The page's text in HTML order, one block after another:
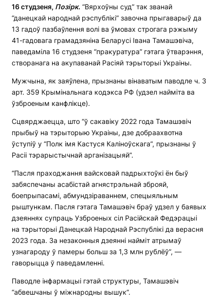
16 студзеня, Позірк. “Вярхоўны суд” так званай
“данецкай народнай рэспублікі” завочна прыгаварыў да
13 гадоў пазбаўлення волі ва ўмовах строгага рэжыму
41-гадовага грамадзяніна Беларусі Івана Тамашэвіча,
паведаміла 16 студзеня “пракуратура” гэтага ўтварэння,
створанага на акупаванай Расіяй тэрыторыі Украіны.
Мужчына, як заяўлена, прызнаны вінаватым паводле ч. 3
арт. 359 Крымінальнага кодэкса РФ (удзел найміта ва
ўзброеным канфлікце).
Сцвярджаецца, што “ў сакавіку 2022 года Тамашэвіч
прыбыў на тэрыторыю Украіны, дзе добраахвотна
ўступіў у “Полк імя Кастуся Каліноўскага”, прызнаны ў
Расіі тэрарыстычнай арганізацыяй”.
“Пасля праходжання вайсковай падрыхтоўкі ён быў
забяспечаны асабістай агнястрэльнай зброяй,
боепрыпасамі, абмундзіраваннем, спецыяльным
рыштункам. Пасля гэтага Тамашэвіч браў удзел у баявых
дзеяннях супраць Узброеных сіл Расійскай Федэрацыі
на тэрыторыі Данецкай Народнай Рэспублікі да верасня
2023 года. За незаконныя дзеянні найміт атрымаў
узнагароду ў памеры больш за 1,3 млн рублёў”, —
гаворыцца ў паведамленні.
Паводле інфармацыі гэтай структуры, Тамашэвіч
“абвешчаны ў міжнародны вышук”.